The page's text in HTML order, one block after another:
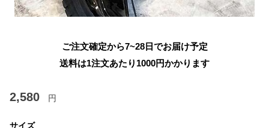
ご注文確定から7~28日でお届け予定
送料は1注文あたり 1000円かかります
2,580 円
サイズ